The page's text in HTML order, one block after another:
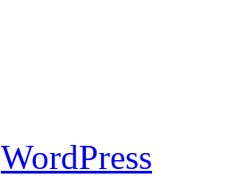
WordPress